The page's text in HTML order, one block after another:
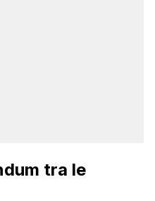
tra le